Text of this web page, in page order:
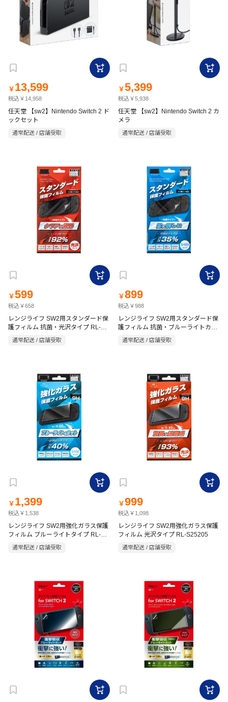
￥ 13,599
税込￥14,958
任天堂 【sw2】Nintendo Switch 2 ド
ックセット
通常配送 / 店舗受取
￥5,399
税込￥5,938
任天堂 【sw2】Nintendo Switch 2 カ
メラ
通常配送 / 店舗受取
￥599
税込￥658
レンジライフ SW2用スタンダード保
護フィルム 抗菌・光沢タイプ RL-
通常配送 / 店舗受取
￥899
税込￥988
レンジライフ SW2用スタンダード保
護フィルム 抗菌・ブルーライトカッ
トタイプ RL-S25204
通常配送 / 店舗受取
￥ 1,399
税込￥1,538
レンジライフ SW2用強化ガラス保護
フィルム ブルーライトタイプ RL-
通常配送 / 店舗受取
￥999
税込￥1,098
レンジライフ SW2用強化ガラス保護
フィルム 光沢タイプ RL-S25205
通常配送 / 店舗受取